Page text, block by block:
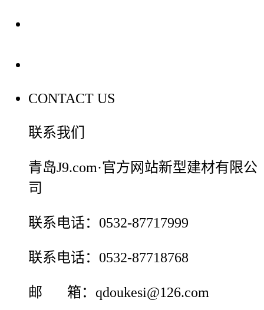
CONTACT US
联系我们
青岛J9.com·官方网站新型建材有限公
司
联系电话：0532-87717999
联系电话：0532-87718768
邮 箱：qdoukesi@126.com